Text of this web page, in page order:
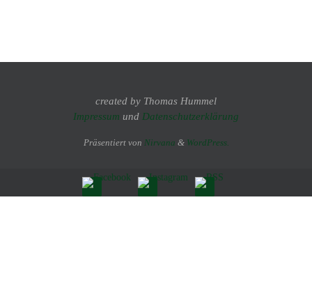
created by Thomas Hummel
Impressum und Datenschutzerklärung
Präsentiert von Nirvana & WordPress.